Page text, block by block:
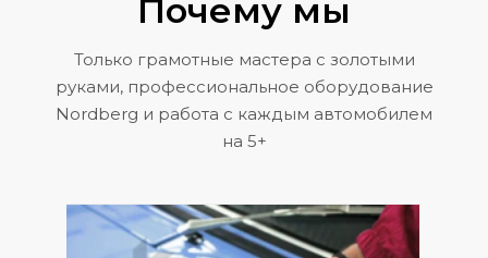
Почему мы
Только грамотные мастера с золотыми
руками, профессиональное оборудование
Nordberg и работа с каждым автомобилем
на 5+